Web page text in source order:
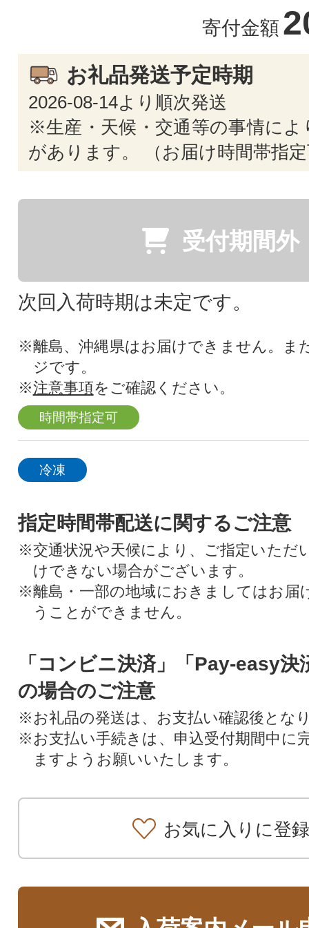
寄付金額
お礼品発送予定時期
2026-08-14より順次発送
※生産・天候・交通等の事情によ
があります。 （お届け時間帯指
受付期間外
次回入荷時期は未定です。
※離島、沖縄県はお届けできません。ま
ジです。
※注意事項をご確認ください。
時間帯指定可
冷凍
指定時間帯配送に関するご注意
※交通状況や天候により、ご指定いただ
けできない場合がございます。
※離島・一部の地域におきましてはお届
うことができません。
「コンビニ決済」「Pay-easy決
の場合のご注意
※お礼品の発送は、お支払い確認後とな
※お支払い手続きは、申込受付期間中に
ますようお願いいたします。
お気に入りに登録